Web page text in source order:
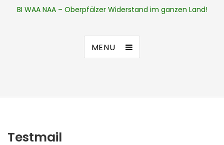
BI WAA NAA – Oberpfälzer Widerstand im ganzen Land!
MENU
Testmail